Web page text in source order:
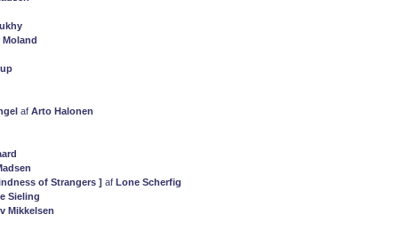
Moland
af Arto Halonen
of Strangers ] af Lone Scherfig
Sieling
Mikkelsen